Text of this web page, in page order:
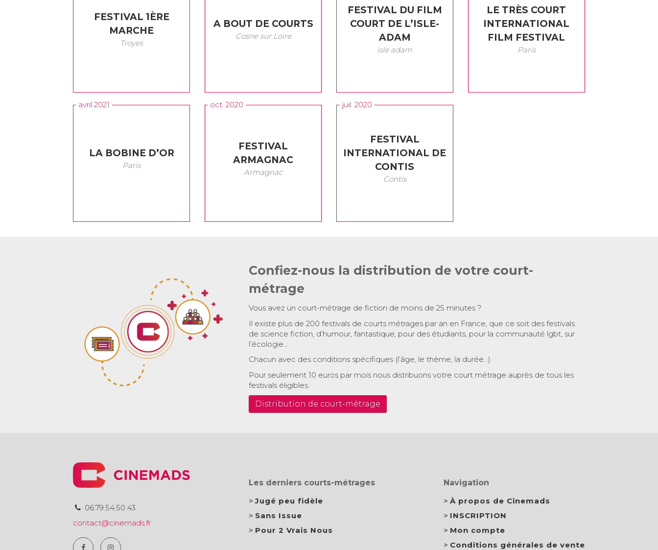
FESTIVAL 1ÈRE
MARCHE
Troyes
A BOUT DE COURTS
Cosne sur Loire
FESTIVAL DU FILM
COURT DE L’ISLE-
ADAM
isle adam
LE TRÈS COURT
INTERNATIONAL
FILM FESTIVAL
Paris
avril 2021
LA BOBINE D’OR
Paris
oct. 2020
FESTIVAL
ARMAGNAC
Armagnac
juil. 2020
FESTIVAL
INTERNATIONAL DE
CONTIS
Contis
Confiez-nous la distribution de votre court-
métrage
Vous avez un court-métrage de fiction de moins de 25 minutes ?
Il existe plus de 200 festivals de courts métrages par an en France, que ce soit des festivals
de science fiction, d’humour, fantastique, pour des étudiants, pour la communauté lgbt, sur
l’écologie…
Chacun avec des conditions spécifiques (l’âge, le thème, la durée…)
Pour seulement 10 euros par mois nous distribuons votre court métrage auprès de tous les
festivals éligibles.
Distribution de court-métrage
06.79.54.50.43
contact@cinemads.fr
Les derniers courts-métrages
Jugé peu fidèle
Sans Issue
Pour 2 Vrais Nous
Navigation
À propos de Cinemads
INSCRIPTION
Mon compte
Conditions générales de vente